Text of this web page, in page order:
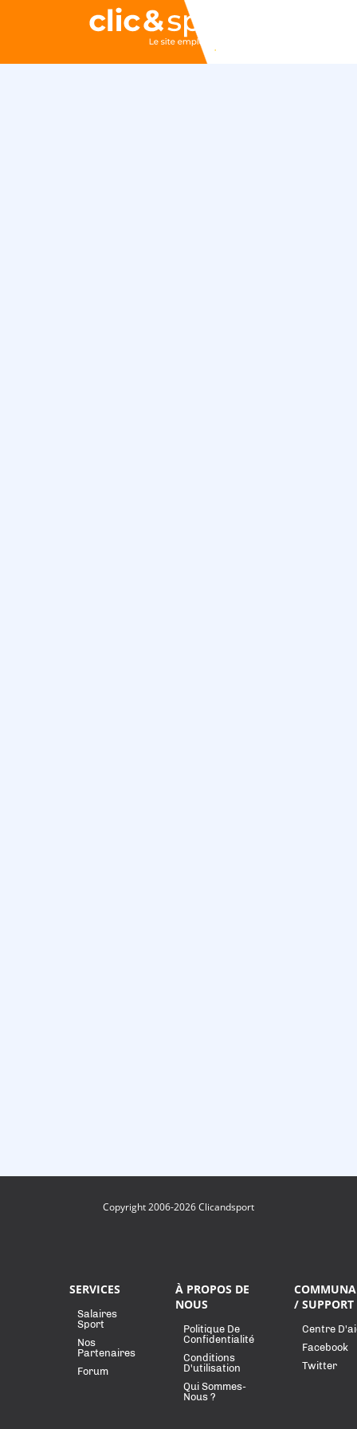
Copyright 2006-2026 Clicandsport
SERVICES
Salaires
Sport
Nos
Partenaires
Forum
À PROPOS DE
NOUS
Politique De
Confidentialité
Conditions
D'utilisation
Qui Sommes-
Nous ?
/ SUPPORT
Centre
Facebook
Twitter